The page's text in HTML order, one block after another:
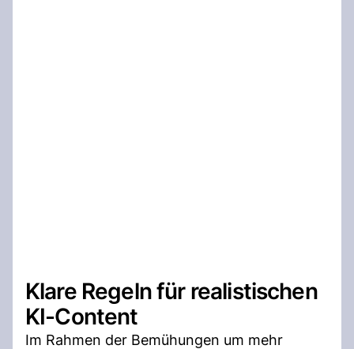
Klare Regeln für realistischen
KI-Content
Im Rahmen der Bemühungen um mehr